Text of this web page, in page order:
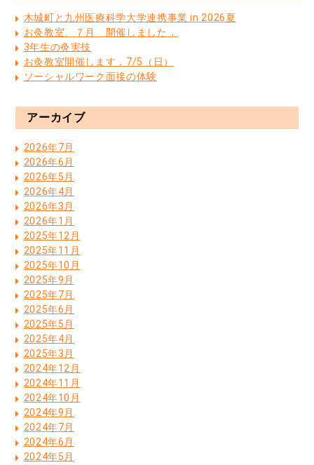
木城町と九州医療科学大学連携事業 in 2026夏
お灸教室 ７月 開催しました．
3年生の灸実技
お灸教室開催します．7/5（日）
ソーシャルワーク面接の体験
アーカイブ
2026年7月
2026年6月
2026年5月
2026年4月
2026年3月
2026年1月
2025年12月
2025年11月
2025年10月
2025年9月
2025年7月
2025年6月
2025年5月
2025年4月
2025年3月
2024年12月
2024年11月
2024年10月
2024年9月
2024年7月
2024年6月
2024年5月